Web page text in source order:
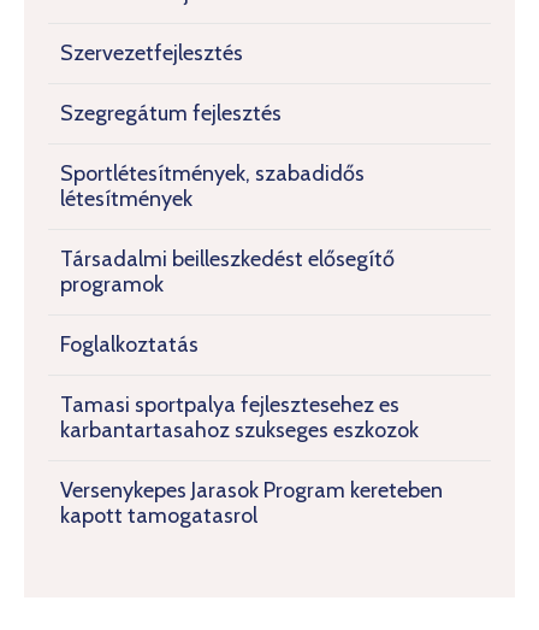
Szervezetfejlesztés
Szegregátum fejlesztés
Sportlétesítmények, szabadidős
létesítmények
Társadalmi beilleszkedést elősegítő
programok
Foglalkoztatás
Tamasi sportpalya fejlesztesehez es
karbantartasahoz szukseges eszkozok
Versenykepes Jarasok Program kereteben
kapott tamogatasrol